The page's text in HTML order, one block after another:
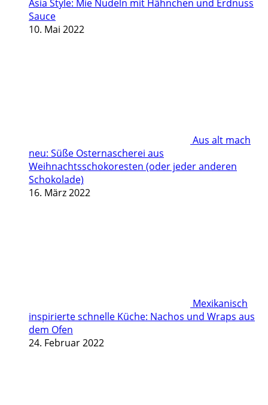
Asia Style: Mie Nudeln mit Hähnchen und Erdnuss
Sauce
10. Mai 2022
Aus alt mach
neu: Süße Osternascherei aus
Weihnachtsschokoresten (oder jeder anderen
Schokolade)
16. März 2022
Mexikanisch
inspirierte schnelle Küche: Nachos und Wraps aus
dem Ofen
24. Februar 2022